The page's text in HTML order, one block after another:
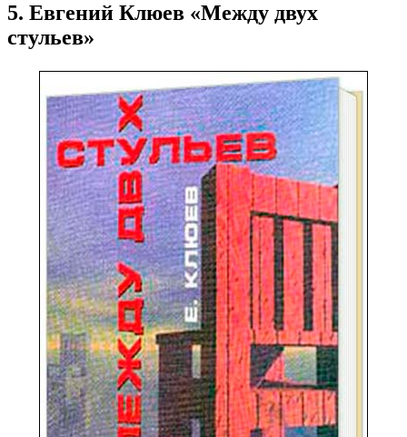
5. Евгений Клюев «Между двух
стульев»